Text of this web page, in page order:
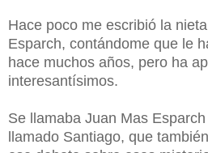
Hace poco me escribió la
Esparch, contándome que le
hace muchos años, pero ha
interesantísimos.
Se llamaba Juan Mas
llamado Santiago, que